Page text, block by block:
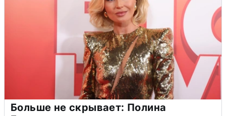
Больше не скрывает: Полина